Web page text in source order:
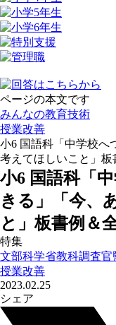
ページの本文です
みんなの教育技術
授業改善
小6 国語科「中学校へ
考えてほしいこと」
小6 国語科「
きる」「今、
と」板書例＆
特集
文部科学省教科調査官
授業改善
2023.02.25
シェア